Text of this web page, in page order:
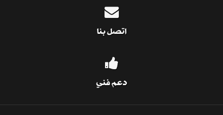
اتصل بنا
دعم فني